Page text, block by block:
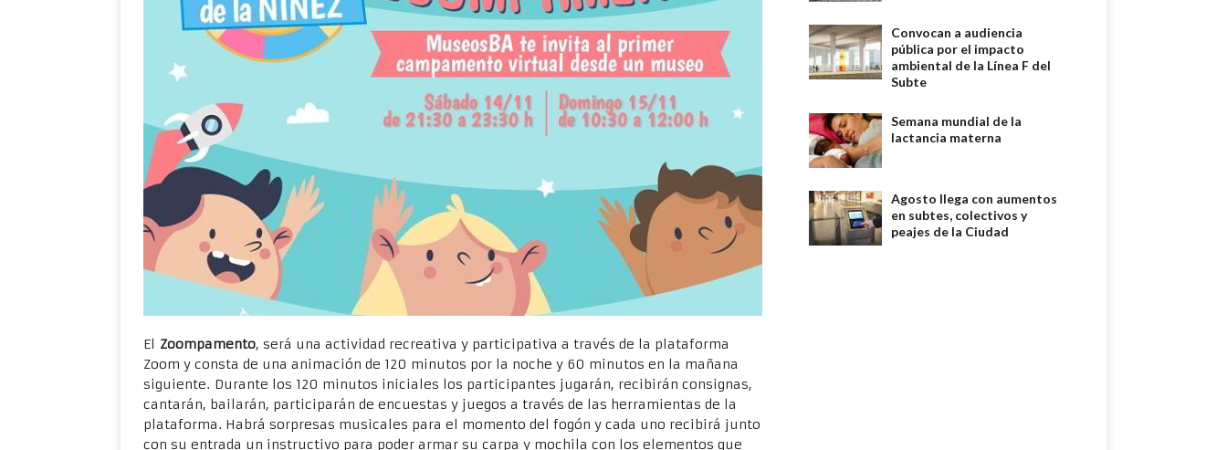
El Zoompamento, será una actividad recreativa y participativa a través de la plataforma
Zoom y consta de una animación de 120 minutos por la noche y 60 minutos en la mañana
siguiente. Durante los 120 minutos iniciales los participantes jugarán, recibirán consignas,
cantarán, bailarán, participarán de encuestas y juegos a través de las herramientas de la
plataforma. Habrá sorpresas musicales para el momento del fogón y cada uno recibirá junto
con su entrada un instructivo para poder armar su carpa y mochila con los elementos que
Convocan a audiencia
pública por el impacto
ambiental de la Línea F del
Subte
Semana mundial de la
lactancia materna
Agosto llega con aumentos
en subtes, colectivos y
peajes de la Ciudad